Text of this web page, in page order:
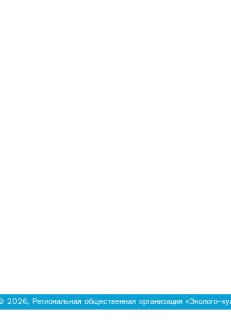
2026, Региональная общественная организация «Эколого-